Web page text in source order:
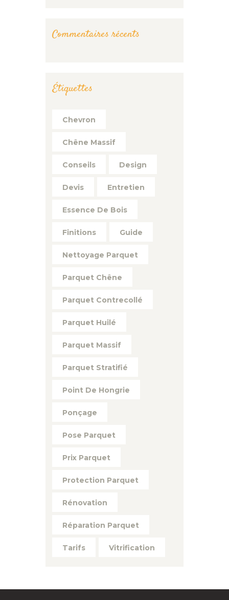
Commentaires récents
Étiquettes
Chevron
Chêne Massif
Conseils Design
Devis Entretien
Essence De Bois
Finitions Guide
Nettoyage Parquet
Parquet Chêne
Parquet Contrecollé
Parquet Huilé
Parquet Massif
Parquet Stratifié
Point De Hongrie
Ponçage
Pose Parquet
Prix Parquet
Protection Parquet
Rénovation
Réparation Parquet
Tarifs Vitrification